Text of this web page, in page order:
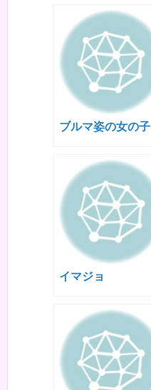
ブルマ姿の女の子
イマジョ